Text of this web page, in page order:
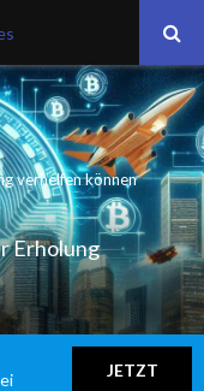
verhelfen können
Erholung
JETZT